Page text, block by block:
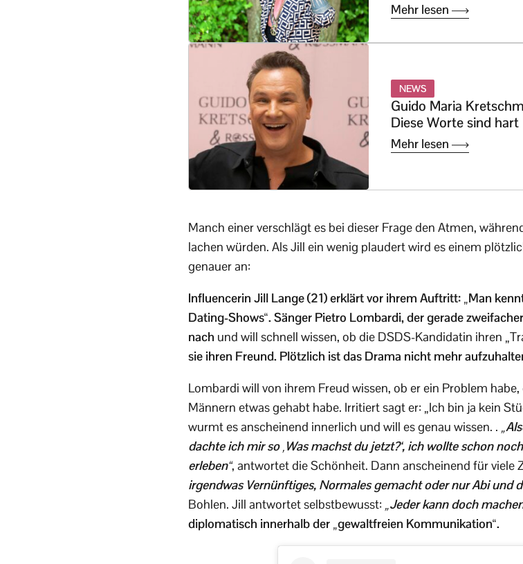
Mehr lesen
NEWS
Guido Maria
Diese Worte sind hart
Mehr lesen
Manch einer verschlägt es bei dieser Frage den Atmen,
lachen würden. Als Jill ein wenig plaudert wird es einem
genauer an:
Influencerin Jill Lange (21) erklärt vor ihrem Auftritt: „Man
Dating-Shows“. Sänger Pietro Lombardi, der gerade
nach und will schnell wissen, ob die DSDS-Kandidatin ihren
sie ihren Freund. Plötzlich ist das Drama nicht mehr
Lombardi will von ihrem Freud wissen, ob er ein Problem
Männern etwas gehabt habe. Irritiert sagt er: „Ich bin ja kein
wurmt es anscheinend innerlich und will es genau wissen. .
dachte ich mir so ‚Was machst du jetzt?‘, ich wollte schon
erleben“, antwortet die Schönheit. Dann anscheinend für viele
irgendwas Vernünftiges, Normales gemacht oder nur Abi und
Bohlen. Jill antwortet selbstbewusst: „Jeder kann doch
diplomatisch innerhalb der „gewaltfreien Kommunikation“.